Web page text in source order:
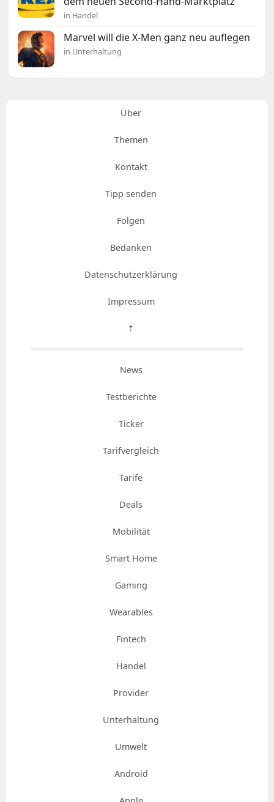
in Handel
Marvel will die X-Men ganz neu auflegen
in Unterhaltung
Über
Themen
Kontakt
Tipp senden
Folgen
Bedanken
Datenschutzerklärung
Impressum
⇡
News
Testberichte
Ticker
Tarifvergleich
Tarife
Deals
Mobilität
Smart Home
Gaming
Wearables
Fintech
Handel
Provider
Unterhaltung
Umwelt
Android